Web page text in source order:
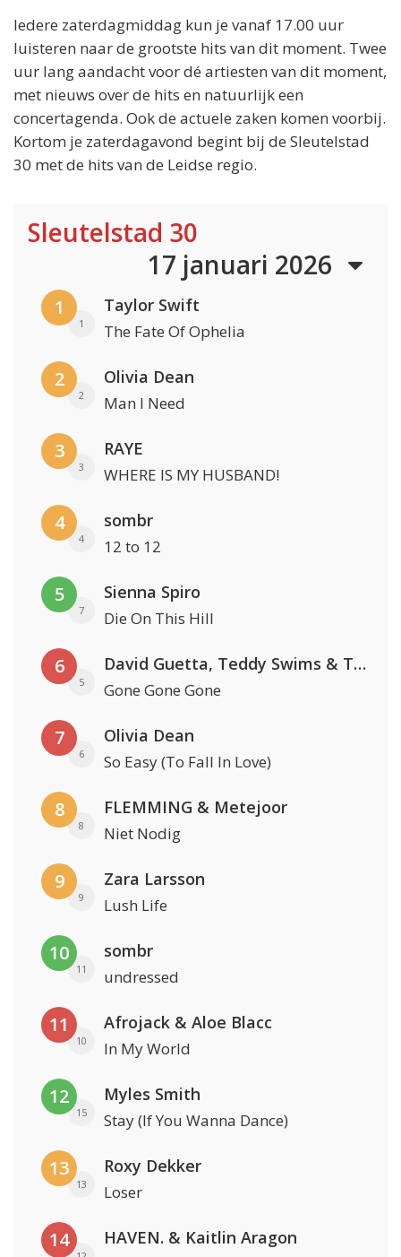
Iedere zaterdagmiddag kun je vanaf 17.00 uur
luisteren naar de grootste hits van dit moment. Twee
uur lang aandacht voor dé artiesten van dit moment,
met nieuws over de hits en natuurlijk een
concertagenda. Ook de actuele zaken komen voorbij.
Kortom je zaterdagavond begint bij de Sleutelstad
30 met de hits van de Leidse regio.
Sleutelstad 30
17 januari 2026
1
1
Taylor Swift
The Fate Of Ophelia
2
2
Olivia Dean
Man I Need
3
3
RAYE
WHERE IS MY HUSBAND!
4
4
sombr
12 to 12
5
7
Sienna Spiro
Die On This Hill
6
5
David Guetta, Teddy Swims & Tones And I
Gone Gone Gone
7
6
Olivia Dean
So Easy (To Fall In Love)
8
8
FLEMMING & Metejoor
Niet Nodig
9
9
Zara Larsson
Lush Life
10
11
sombr
undressed
11
10
Afrojack & Aloe Blacc
In My World
12
15
Myles Smith
Stay (If You Wanna Dance)
13
13
Roxy Dekker
Loser
14 HAVEN. & Kaitlin Aragon